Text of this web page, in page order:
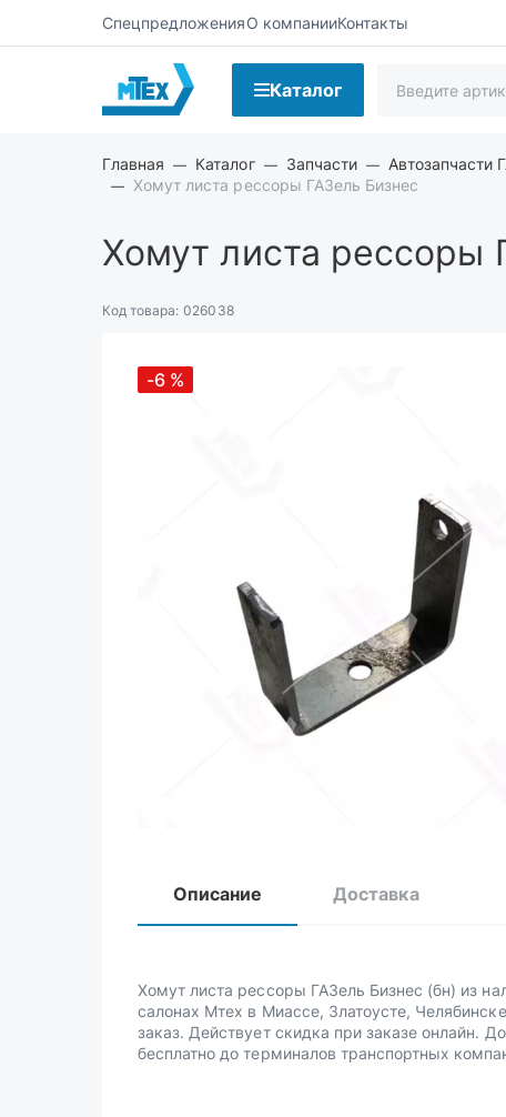
СпецпредложенияО компанииКонтакты
Каталог
Главная Каталог Запчасти Автозапчасти
Хомут листа рессоры ГАЗель Бизнес
Хомут листа рессоры
Код товара: 026038
-6 %
Описание Доставка
Хомут листа рессоры ГАЗель Бизнес (бн) из
салонах Мтех в Миассе, Златоусте,
заказ. Действует скидка при заказе онлайн.
бесплатно до терминалов транспортных